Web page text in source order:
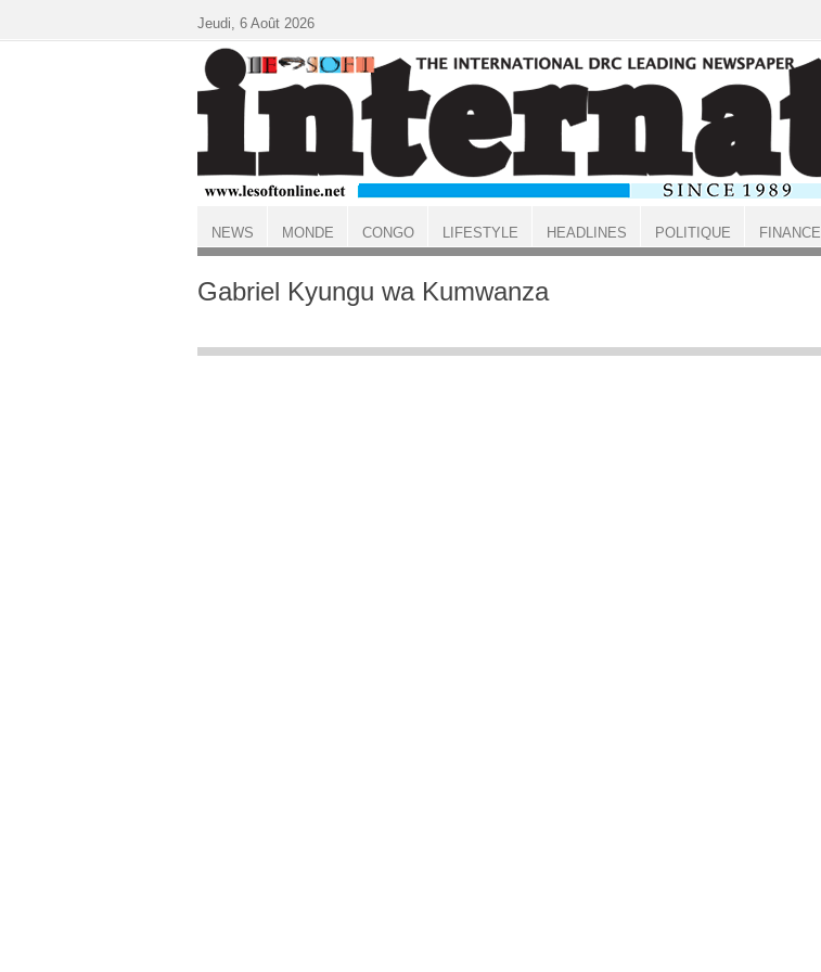
ACCUEIL
Gabriel Kyungu wa Kumwanza
Jeudi, 6 Août 2026
NEWS MONDE CONGO LIFESTYLE HEADLINES POLITIQUE FINANCE